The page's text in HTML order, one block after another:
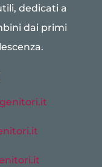
dedicati a
dai primi